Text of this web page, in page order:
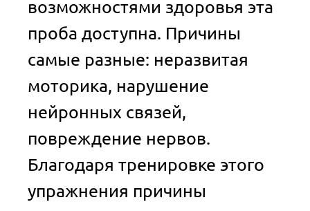
возможностями здоровья эта
проба доступна. Причины
самые разные: неразвитая
моторика, нарушение
нейронных связей,
повреждение нервов.
Благодаря тренировке этого
упражнения причины